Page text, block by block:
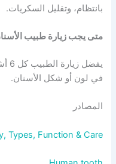
بانتظام، وتقليل السكريات.
متى يجب زيارة طبيب
في لون أو شكل الأسنان.
المصادر
Types, Function & Care